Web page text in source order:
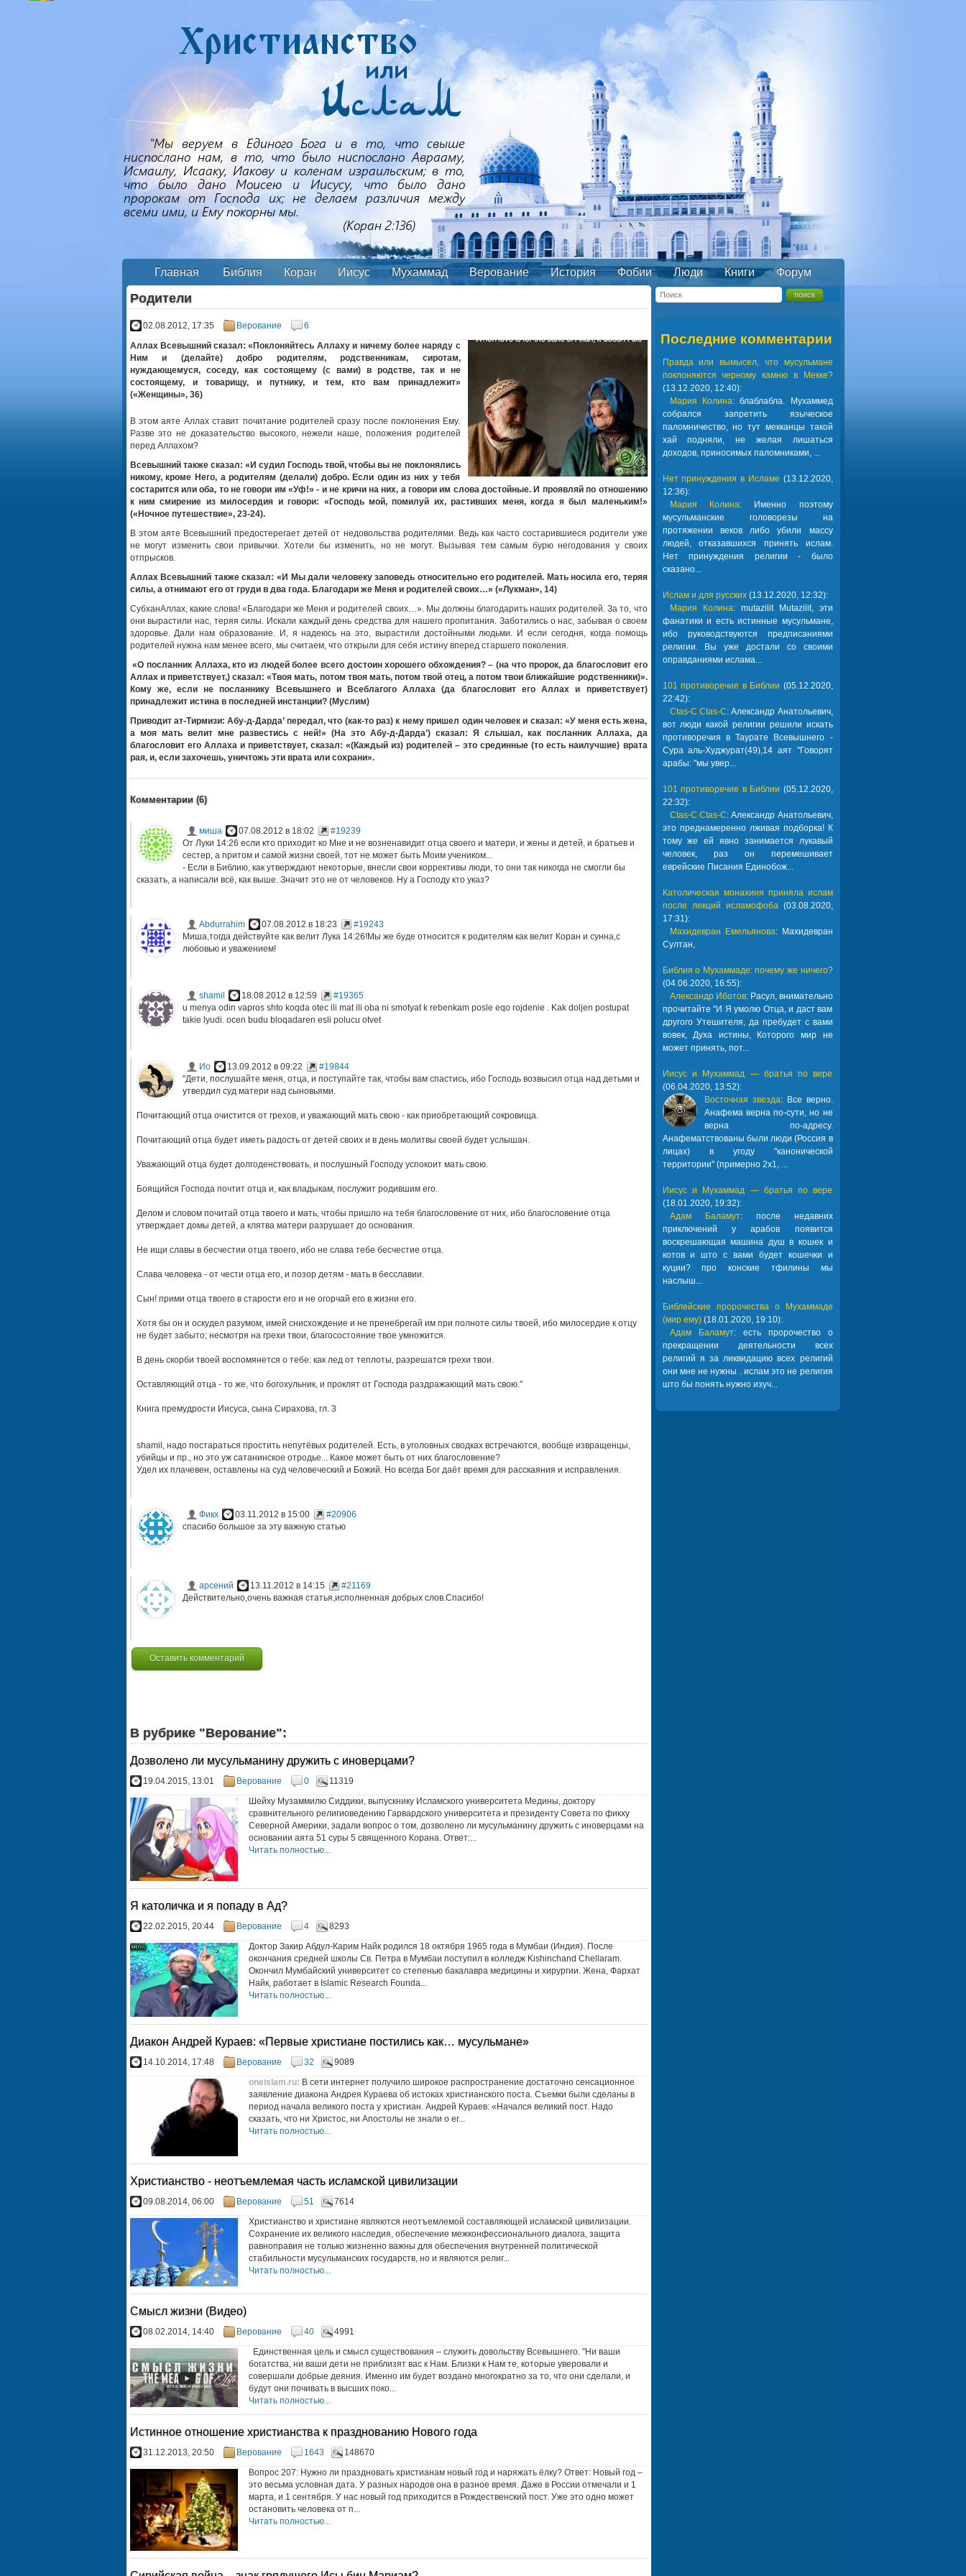
Главная Библия Коран Иисус Мухаммад Верование История Фобии Люди Книги Форум
Родители
02.08.2012, 17:35 Верование
6
Аллах Всевышний сказал: «Поклоняйтесь Аллаху и ничему более наряду с
Ним и (делайте) добро родителям, родственникам, сиротам,
нуждающемуся, соседу, как состоящему (с вами) в родстве, так и не
состоящему, и товарищу, и путнику, и тем, кто вам принадлежит»
(«Женщины», 36)
В этом аяте Аллах ставит почитание родителей сразу после поклонения Ему.
Разве это не доказательство высокого, нежели наше, положения родителей
перед Аллахом?
Всевышний также сказал: «И судил Господь твой, чтобы вы не поклонялись
никому, кроме Него, а родителям (делали) добро. Если один из них у тебя
состарится или оба, то не говори им «Уф!» - и не кричи на них, а говори им слова достойные. И проявляй по отношению
к ним смирение из милосердия и говори: «Господь мой, помилуй их, растивших меня, когда я был маленьким!»
(«Ночное путешествие», 23-24).
В этом аяте Всевышний предостерегает детей от недовольства родителями. Ведь как часто состарившиеся родители уже
не могут изменить свои привычки. Хотели бы изменить, но не могут. Вызывая тем самым бурю негодования у своих
отпрысков.
Аллах Всевышний также сказал: «И Мы дали человеку заповедь относительно его родителей. Мать носила его, теряя
силы, а отнимают его от груди в два года. Благодари же Меня и родителей своих…» («Лукман», 14)
СубханАллах, какие слова! «Благодари же Меня и родителей своих…». Мы должны благодарить наших родителей. За то, что
они вырастили нас, теряя силы. Искали каждый день средства для нашего пропитания. Заботились о нас, забывая о своем
здоровье. Дали нам образование. И, я надеюсь на это, вырастили достойными людьми. И если сегодня, когда помощь
родителей нужна нам менее всего, мы считаем, что открыли для себя истину вперед старшего поколения.
«О посланник Аллаха, кто из людей более всего достоин хорошего обхождения? – (на что пророк, да благословит его
Аллах и приветствует,) сказал: «Твоя мать, потом твоя мать, потом твой отец, а потом твои ближайшие родственники)».
Кому же, если не посланнику Всевышнего и Всеблагого Аллаха (да благословит его Аллах и приветствует)
принадлежит истина в последней инстанции? (Муслим)
Приводит ат-Тирмизи: Абу-д-Дарда’ передал, что (как-то раз) к нему пришел один человек и сказал: «У меня есть жена,
а моя мать велит мне развестись с ней!» (На это Абу-д-Дарда’) сказал: Я слышал, как посланник Аллаха, да
благословит его Аллаха и приветствует, сказал: «(Каждый из) родителей – это срединные (то есть наилучшие) врата
рая, и, если захочешь, уничтожь эти врата или сохрани».
Комментарии (6)
миша 07.08.2012 в 18:02
#19239
От Луки 14:26 если кто приходит ко Мне и не возненавидит отца своего и матери, и жены и детей, и братьев и
сестер, а притом и самой жизни своей, тот не может быть Моим учеником...
- Если в Библию, как утверждают некоторые, внесли свои коррективы люди, то они так никогда не смогли бы
сказать, а написали всё, как выше. Значит это не от человеков. Ну а Господу кто указ?
Abdurrahim 07.08.2012 в 18:23
#19243
Миша,тогда действуйте как велит Лука 14:26!Мы же буде относится к родителям как велит Коран и сунна,с
любовью и уважением!
shamil 18.08.2012 в 12:59
#19365
u menya odin vapros shto koqda otec ili mat ili oba ni smotyat k rebenkam posle eqo rojdenie . Kak doljen postupat
takie lyudi. ocen budu bloqadaren esli polucu otvet
Ио 13.09.2012 в 09:22
#19844
"Дети, послушайте меня, отца, и поступайте так, чтобы вам спастись, ибо Господь возвысил отца над детьми и
утвердил суд матери над сыновьями.
Почитающий отца очистится от грехов, и уважающий мать свою - как приобретающий сокровища.
Почитающий отца будет иметь радость от детей своих и в день молитвы своей будет услышан.
Уважающий отца будет долгоденствовать, и послушный Господу успокоит мать свою.
Боящийся Господа почтит отца и, как владыкам, послужит родившим его.
Делом и словом почитай отца твоего и мать, чтобы пришло на тебя благословение от них, ибо благословение отца
утверждает домы детей, а клятва матери разрушает до основания.
Не ищи славы в бесчестии отца твоего, ибо не слава тебе бесчестие отца.
Слава человека - от чести отца его, и позор детям - мать в бесславии.
Сын! прими отца твоего в старости его и не огорчай его в жизни его.
Хотя бы он и оскудел разумом, имей снисхождение и не пренебрегай им при полноте силы твоей, ибо милосердие к отцу
не будет забыто; несмотря на грехи твои, благосостояние твое умножится.
В день скорби твоей воспомянется о тебе: как лед от теплоты, разрешатся грехи твои.
Оставляющий отца - то же, что богохульник, и проклят от Господа раздражающий мать свою."
Книга премудрости Иисуса, сына Сирахова, гл. 3
shamil, надо постараться простить непутёвых родителей. Есть, в уголовных сводках встречаются, вообще извращенцы,
убийцы и пр., но это уж сатанинское отродье... Какое может быть от них благословение?
Удел их плачевен, оставлены на суд человеческий и Божий. Но всегда Бог даёт время для расскаяния и исправления.
Фикх 03.11.2012 в 15:00
#20906
спасибо большое за эту важную статью
арсений 13.11.2012 в 14:15
#21169
Действительно,очень важная статья,исполненная добрых слов.Спасибо!
Оставить комментарий
В рубрике "Верование":
Дозволено ли мусульманину дружить с иноверцами?
19.04.2015, 13:01 Верование 0
11319
Шейху Музаммилю Сиддики, выпускнику Исламского университета Медины, доктору
сравнительного религиоведению Гарвардского университета и президенту Совета по фикху
Северной Америки, задали вопрос о том, дозволено ли мусульманину дружить с иноверцами на
основании аята 51 суры 5 священного Корана. Ответ:...
Читать полностью...
Я католичка и я попаду в Ад?
22.02.2015, 20:44 Верование 4
8293
Доктор Закир Абдул-Карим Найк родился 18 октября 1965 года в Мумбаи (Индия). После
окончания средней школы Св. Петра в Мумбаи поступил в колледж Kishinchand Chellaram.
Окончил Мумбайский университет со степенью бакалавра медицины и хирургии. Жена, Фархат
Найк, работает в Islamic Research Founda...
Читать полностью...
Диакон Андрей Кураев: «Первые христиане постились как… мусульмане»
14.10.2014, 17:48 Верование 32
9089
oneislam.ru: В сети интернет получило широкое распространение достаточно сенсационное
заявление диакона Андрея Кураева об истоках христианского поста. Съемки были сделаны в
период начала великого поста у христиан. Андрей Кураев: «Начался великий пост. Надо
сказать, что ни Христос, ни Апостолы не знали о ег...
Читать полностью...
Христианство - неотъемлемая часть исламской цивилизации
09.08.2014, 06:00 Верование 51
7614
Христианство и христиане являются неотъемлемой составляющей исламской цивилизации.
Сохранение их великого наследия, обеспечение межконфессионального диалога, защита
равноправия не только жизненно важны для обеспечения внутренней политической
стабильности мусульманских государств, но и являются религ...
Читать полностью...
Смысл жизни (Видео)
08.02.2014, 14:40 Верование 40
4991
Единственная цель и смысл существования – служить довольству Всевышнего. "Ни ваши
богатства, ни ваши дети не приблизят вас к Нам. Близки к Нам те, которые уверовали и
совершали добрые деяния. Именно им будет воздано многократно за то, что они сделали, и
будут они почивать в высших поко...
Читать полностью...
Истинное отношение христианства к празднованию Нового года
31.12.2013, 20:50 Верование 1643
148670
Вопрос 207: Нужно ли праздновать христианам новый год и наряжать ёлку? Ответ: Новый год –
это весьма условная дата. У разных народов она в разное время. Даже в России отмечали и 1
марта, и 1 сентября. У нас новый год приходится в Рождественский пост. Уже это одно может
остановить человека от п...
Читать полностью...
Последние комментарии
Правда или вымысел, что мусульмане
поклоняются черному камню в Мекке?
(13.12.2020, 12:40):
Мария Колина: блаблабла. Мухаммед
собрался запретить языческое
паломничество, но тут мекканцы такой
хай подняли, не желая лишаться
доходов, приносимых паломниками, ...
Нет принуждения в Исламе (13.12.2020,
12:36):
Мария Колина: Именно поэтому
мусульманские головорезы на
протяжении веков либо убили массу
людей, отказавшихся принять ислам.
Нет принуждения религии - было
сказано...
Ислам и для русских(13.12.2020, 12:32):
Мария Колина: mutazilit Mutazilit, эти
фанатики и есть истинные мусульмане,
ибо руководствуются предписаниями
религии. Вы уже достали со своими
оправданиями ислама...
101 противоречие в Библии (05.12.2020,
22:42):
Ctas-C Ctas-C: Александр Анатольевич,
вот люди какой религии решили искать
противоречия в Таурате Всевышнего -
Сура аль-Худжурат(49),14 аят "Говорят
арабы: "мы увер...
101 противоречие в Библии (05.12.2020,
22:32):
Ctas-C Ctas-C: Александр Анатольевич,
это преднамеренно лживая подборка! К
тому же ей явно занимается лукавый
человек, раз он перемешивает
еврейские Писания Единобож...
Католическая монахиня приняла ислам
после лекций исламофоба(03.08.2020,
17:31):
Махидевран Емельянова: Махидевран
Султан,
Библия о Мухаммаде: почему же ничего?
(04.06.2020, 16:55):
Александр Иботов: Расул, внимательно
прочитайте "И Я умолю Отца, и даст вам
другого Утешителя, да пребудет с вами
вовек, Духа истины, Которого мир не
может принять, пот...
Иисус и Мухаммад — братья по вере
(06.04.2020, 13:52):
Восточная звезда: Все верно.
Анафема верна по-сути, но не
верна по-адресу.
Анафематствованы были люди (Россия в
лицах) в угоду "канонической
территории" (примерно 2х1, ...
Иисус и Мухаммад — братья по вере
(18.01.2020, 19:32):
Адам Баламут: после недавних
приключений у арабов появится
воскрешающая машина душ в кошек и
котов и што с вами будет кошечки и
куции? про конские тфилины мы
наслыш...
Библейские пророчества о Мухаммаде
(мир ему)(18.01.2020, 19:10):
Адам Баламут: есть пророчество о
прекращении деятельности всех
религий я за ликвидацию всех религий
они мне не нужны . ислам это не религия
што бы понять нужно изуч...